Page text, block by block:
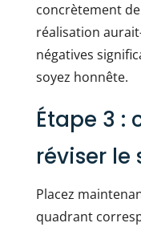
concrètement
réalisation
négatives
soyez honnête.
Étape 3 :
réviser le
Placez
quadrant